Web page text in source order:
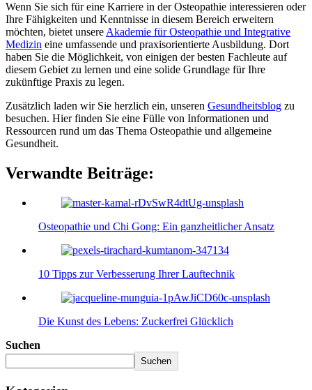
Wenn Sie sich für eine Karriere in der Osteopathie interessieren oder
Ihre Fähigkeiten und Kenntnisse in diesem Bereich erweitern
möchten, bietet unsere Akademie für Osteopathie und Integrative
Medizin eine umfassende und praxisorientierte Ausbildung. Dort
haben Sie die Möglichkeit, von einigen der besten Fachleute auf
diesem Gebiet zu lernen und eine solide Grundlage für Ihre
zukünftige Praxis zu legen.
Zusätzlich laden wir Sie herzlich ein, unseren Gesundheitsblog zu
besuchen. Hier finden Sie eine Fülle von Informationen und
Ressourcen rund um das Thema Osteopathie und allgemeine
Gesundheit.
Verwandte Beiträge:
Osteopathie und Chi Gong: Ein ganzheitlicher Ansatz
10 Tipps zur Verbesserung Ihrer Lauftechnik
Die Kunst des Lebens: Zuckerfrei Glücklich
Suchen
Suchen